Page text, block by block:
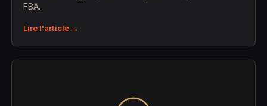
FBA.
Lire l'article →